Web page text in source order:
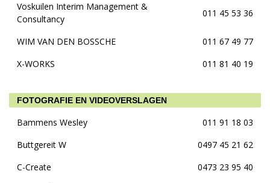
Voskuilen Interim Management &
Consultancy
011 45 53 36
WIM VAN DEN BOSSCHE
011 67 49 77
X-WORKS
011 81 40 19
FOTOGRAFIE EN VIDEOVERSLAGEN
Bammens Wesley
011 91 18 03
Buttgereit W
0497 45 21 62
C-Create
0473 23 95 40